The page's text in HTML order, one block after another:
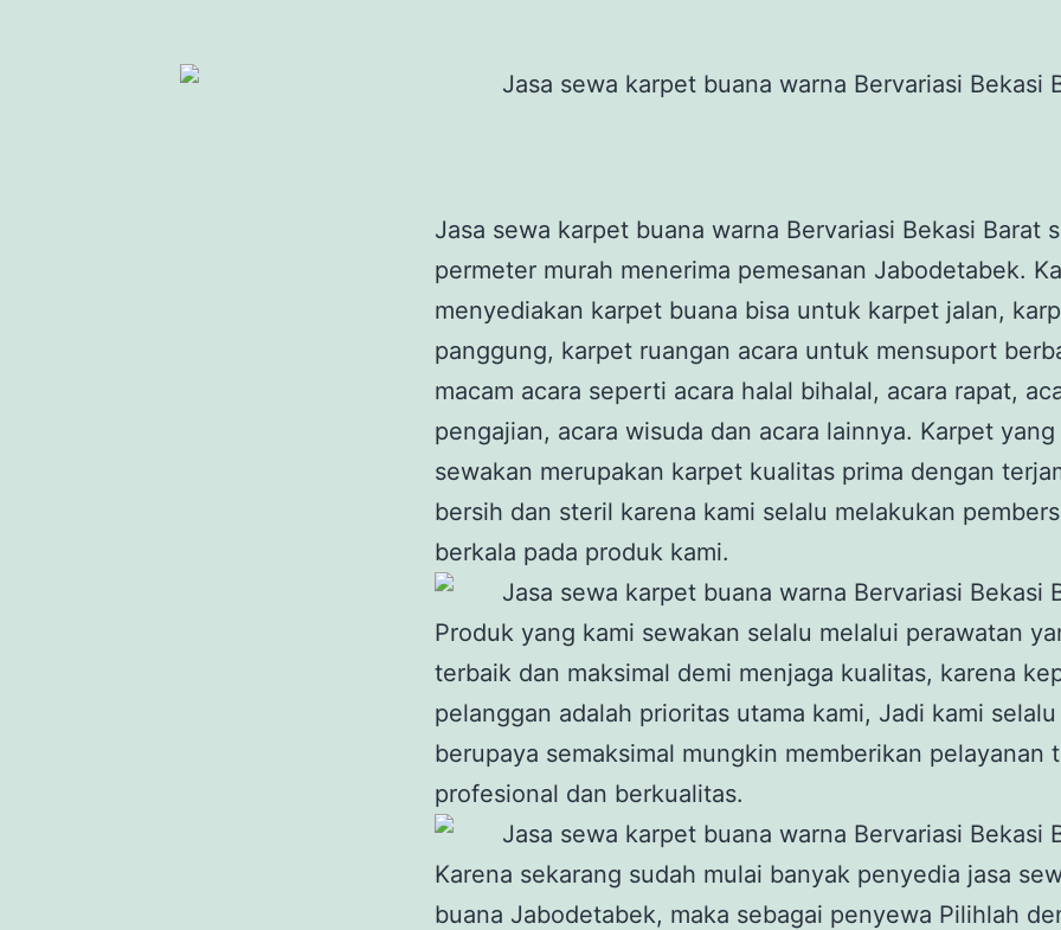
Jasa sewa karpet buana warna Bervariasi Bekasi Barat
permeter murah menerima pemesanan Jabodetabek.
menyediakan karpet buana bisa untuk karpet jalan,
panggung, karpet ruangan acara untuk mensuport
macam acara seperti acara halal bihalal, acara rapat,
pengajian, acara wisuda dan acara lainnya. Karpet yang
sewakan merupakan karpet kualitas prima dengan
bersih dan steril karena kami selalu melakukan
berkala pada produk kami.
Produk yang kami sewakan selalu melalui perawatan
terbaik dan maksimal demi menjaga kualitas, karena
pelanggan adalah prioritas utama kami, Jadi kami selalu
berupaya semaksimal mungkin memberikan pelayanan
profesional dan berkualitas.
Karena sekarang sudah mulai banyak penyedia jasa
buana Jabodetabek, maka sebagai penyewa Pilihlah